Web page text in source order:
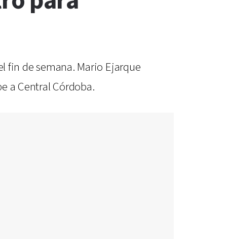
fin de semana. Mario Ejarque
a Central Córdoba.